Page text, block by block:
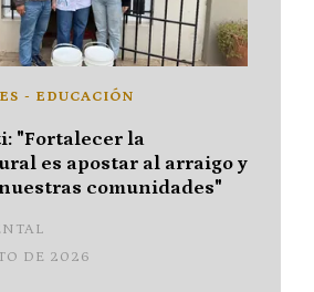
"Fortalecer la
es apostar al arraigo y
comunidades"
- EDUCACIÓN
DE 2026